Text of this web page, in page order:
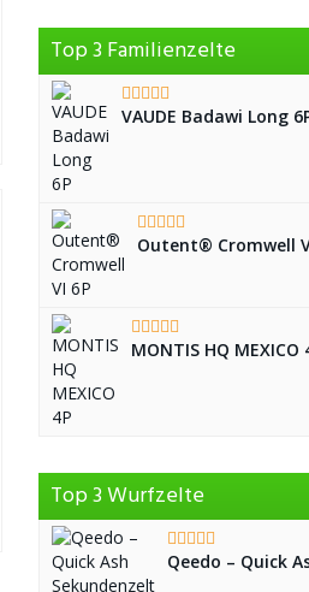
Top 3 Familienzelte
VAUDE Badawi Long
Outent® Cromwell
MONTIS HQ MEXICO
Top 3 Wurfzelte
Qeedo – Quick